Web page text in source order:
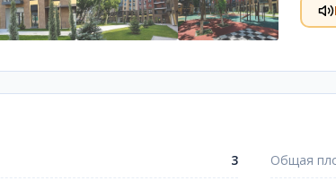
3 Общая